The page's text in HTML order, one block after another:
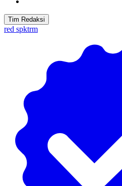
Tim Redaksi
red spktrm